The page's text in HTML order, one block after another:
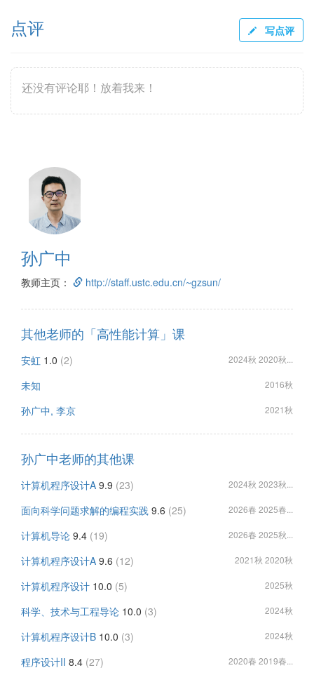
点评 写点评
还没有评论耶！放着我来！
孙广中
教师主页： http://staff.ustc.edu.cn/~gzsun/
其他老师的「高性能计算」课
安虹 1.0 (2) 2024秋 2020秋...
未知 2016秋
孙广中, 李京 2021秋
孙广中老师的其他课
计算机程序设计A 9.9 (23) 2024秋 2023秋...
面向科学问题求解的编程实践 9.6 (25) 2026春 2025春...
计算机导论 9.4 (19) 2026春 2025秋...
计算机程序设计A 9.6 (12) 2021秋 2020秋
计算机程序设计 10.0 (5) 2025秋
科学、技术与工程导论 10.0 (3) 2024秋
计算机程序设计B 10.0 (3) 2024秋
程序设计II 8.4 (27) 2020春 2019春...